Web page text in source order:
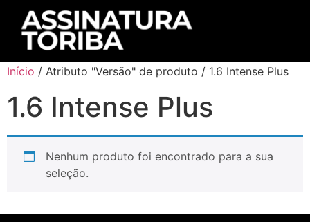
Início / Atributo "Versão" de produto / 1.6 Intense Plus
1.6 Intense Plus
Nenhum produto foi encontrado para a sua
seleção.